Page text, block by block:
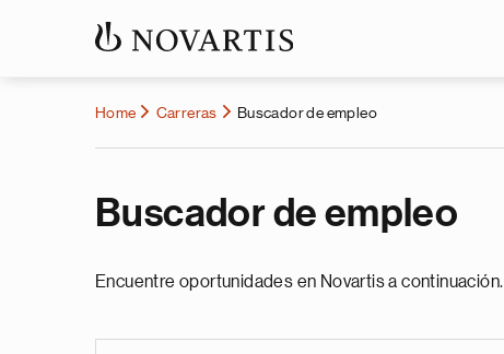
Home Carreras Buscador de empleo
Buscador de empleo
Encuentre oportunidades en Novartis a continuación.